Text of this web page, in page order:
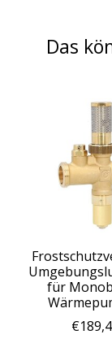
Das
für